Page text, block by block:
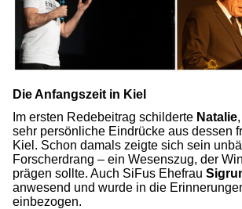
Die Anfangszeit in Kiel
Im ersten Redebeitrag schilderte Natalie
sehr persönliche Eindrücke aus dessen
Kiel. Schon damals zeigte sich sein
Forscherdrang – ein Wesenszug, der
prägen sollte. Auch SiFus Ehefrau
anwesend und wurde in die
einbezogen.